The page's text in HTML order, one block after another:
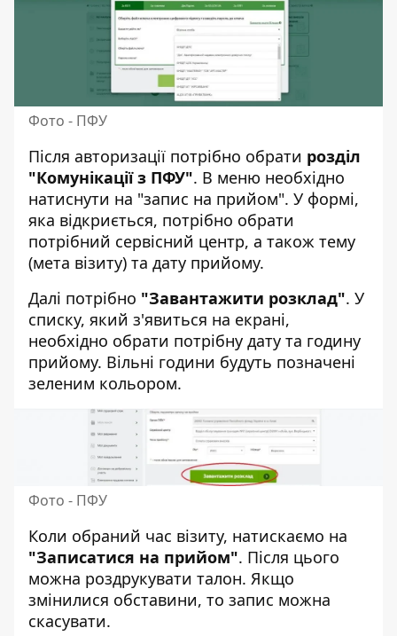
Фото - ПФУ
Після авторизації потрібно обрати розділ
"Комунікації з ПФУ". В меню необхідно
натиснути на "запис на прийом". У формі,
яка відкриється, потрібно обрати
потрібний сервісний центр, а також тему
(мета візиту) та дату прийому.
Далі потрібно "Завантажити розклад". У
списку, який з'явиться на екрані,
необхідно обрати потрібну дату та годину
прийому. Вільні години будуть позначені
зеленим кольором.
Фото - ПФУ
Коли обраний час візиту, натискаємо на
"Записатися на прийом". Після цього
можна роздрукувати талон. Якщо
змінилися обставини, то запис можна
скасувати.